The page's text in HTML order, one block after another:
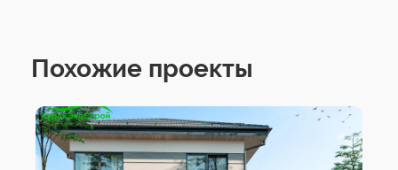
Похожие проекты